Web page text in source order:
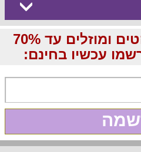
קבלו מבצעים לוהטים ומוזלים עד 70%
עכשיו בחינם: